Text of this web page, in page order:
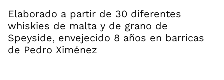
Elaborado a partir de 30 diferentes
whiskies de malta y de grano de
Speyside, envejecido 8 años en barricas
de Pedro Ximénez